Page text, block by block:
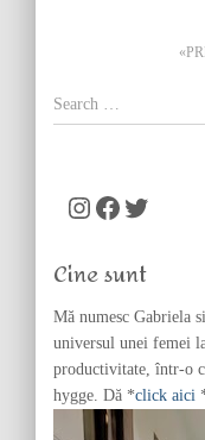
S
e
o
Instagram Facebook Twitter
Cine sunt
Mă numesc Gabriela
universul unei femei
productivitate, într-o
hygge. Dă *click aici